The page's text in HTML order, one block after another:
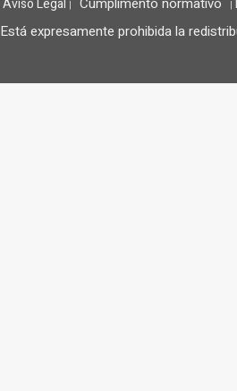
Aviso Legal | |
Está expresamente prohibida la